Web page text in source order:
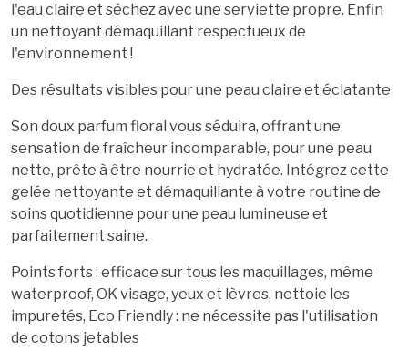
l'eau claire et séchez avec une serviette propre. Enfin
un nettoyant démaquillant respectueux de
l'environnement !
Des résultats visibles pour une peau claire et éclatante
Son doux parfum floral vous séduira, offrant une
sensation de fraîcheur incomparable, pour une peau
nette, prête à être nourrie et hydratée. Intégrez cette
gelée nettoyante et démaquillante à votre routine de
soins quotidienne pour une peau lumineuse et
parfaitement saine.
Points forts : efficace sur tous les maquillages, même
waterproof, OK visage, yeux et lèvres, nettoie les
impuretés, Eco Friendly : ne nécessite pas l'utilisation
de cotons jetables